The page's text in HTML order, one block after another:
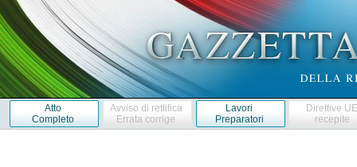
Atto
Completo
Avviso di rettifica
Errata corrige
Lavori
Preparatori
Direttive
recepite